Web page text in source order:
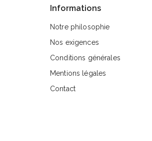
Informations
Notre philosophie
Nos exigences
Conditions générales
Mentions légales
Contact